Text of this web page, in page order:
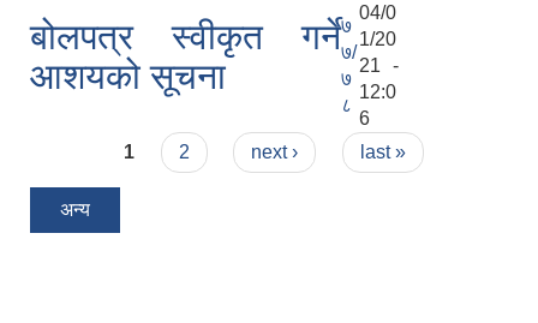
बोलपत्र स्वीकृत गर्ने
आशयको सूचना
७
७/
७
८
04/0
1/20
21 -
12:0
6
Pages
1 2 next › last »
अन्य